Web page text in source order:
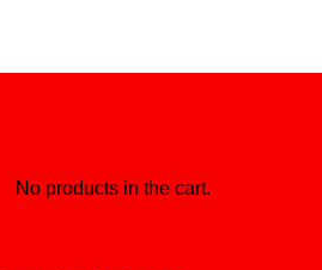
No products in the cart.